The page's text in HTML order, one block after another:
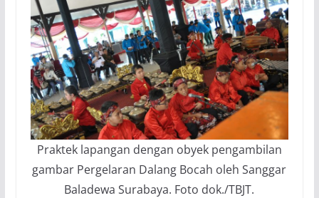
Praktek lapangan dengan obyek pengambilan
gambar Pergelaran Dalang Bocah oleh Sanggar
Baladewa Surabaya. Foto dok./TBJT.